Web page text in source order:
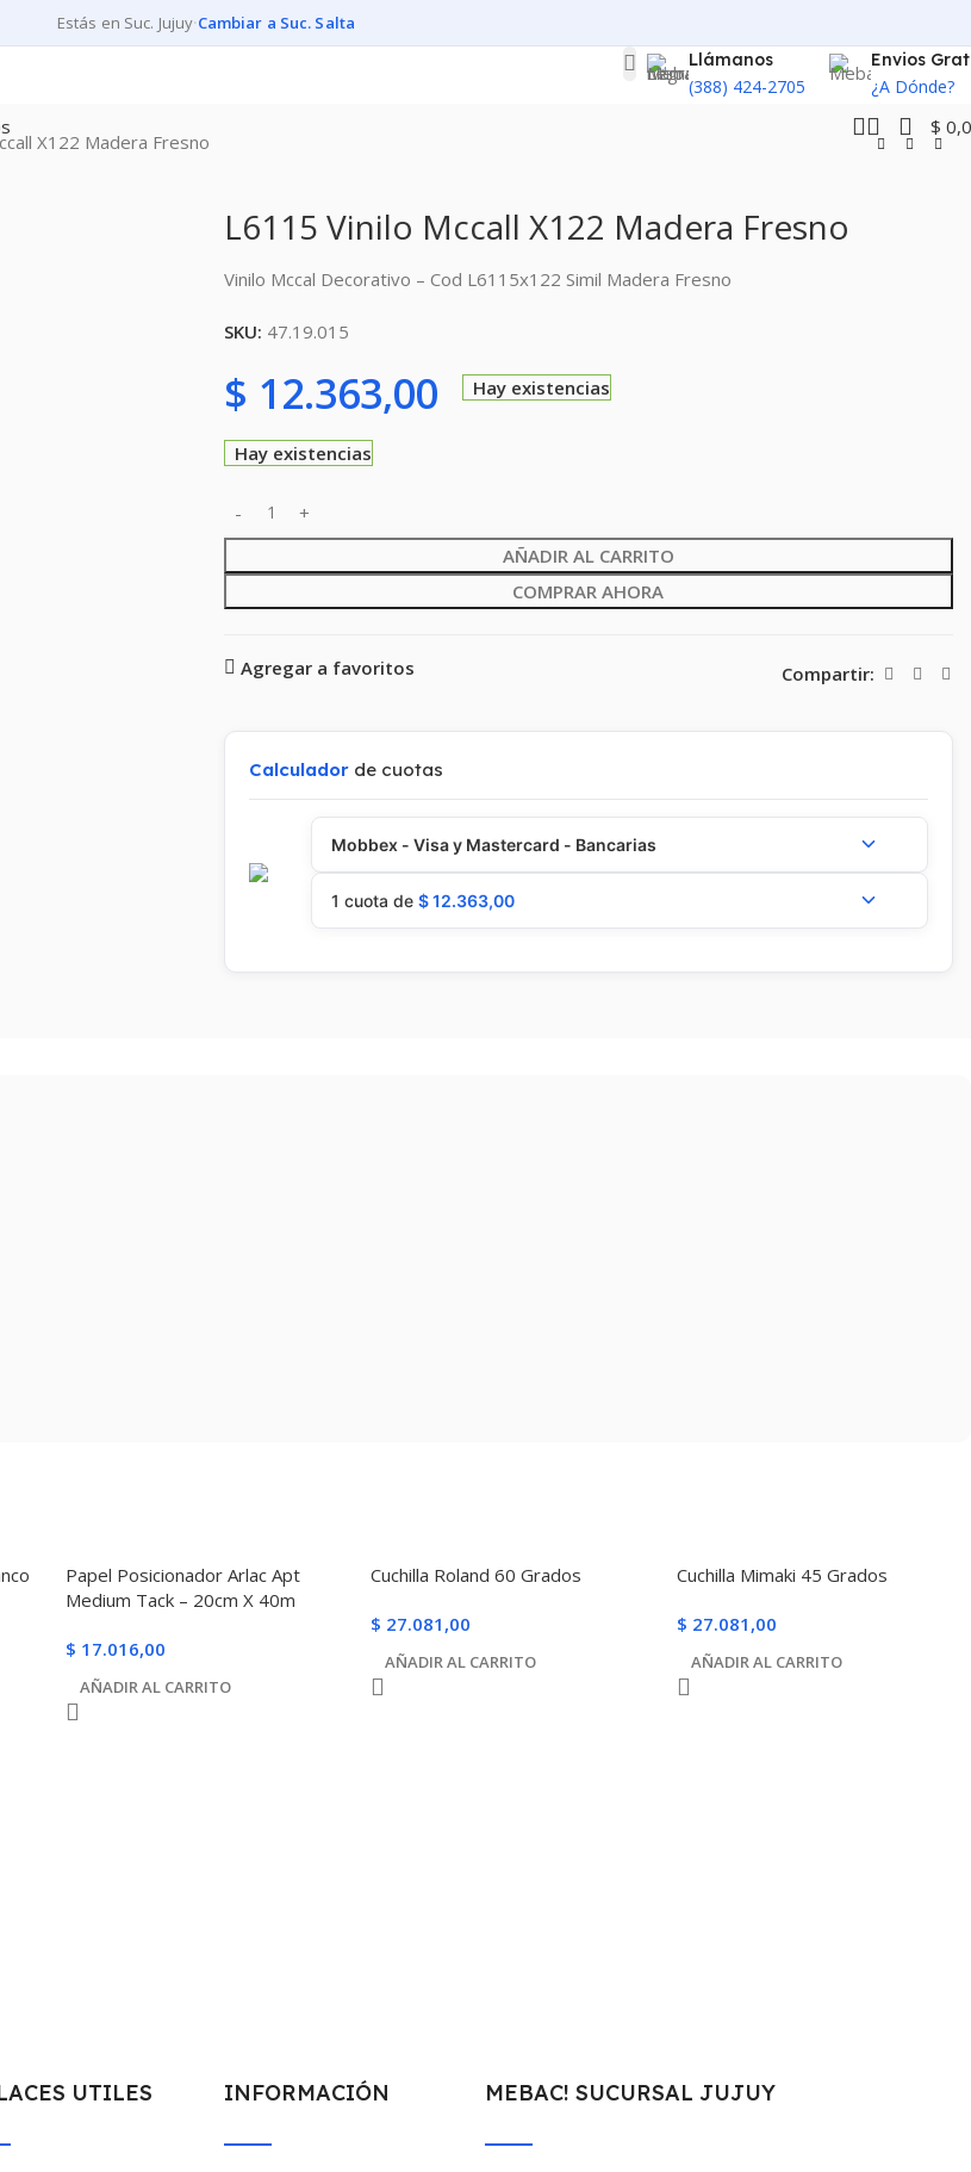
Estás en Suc. Jujuy·Cambiar a Suc. Salta
Llámanos
(388) 424-2705
Envios
¿A Dónde?
$
X122 Madera Fresno
L6115 Vinilo Mccall X122 Madera Fresno
Vinilo Mccal Decorativo – Cod L6115x122 Simil Madera Fresno
SKU: 47.19.015
$ 12.363,00 Hay existencias
Hay existencias
AÑADIR AL CARRITO
COMPRAR AHORA
Agregar a favoritos Compartir:
Calculadorde cuotas
Mobbex - Visa y Mastercard - Bancarias
1 cuota de $12.363,00
Papel Posicionador Arlac Apt
Medium Tack – 20cm X 40m
$ 17.016,00
AÑADIR AL CARRITO
Cuchilla Roland 60 Grados
$ 27.081,00
AÑADIR AL CARRITO
Cuchilla Mimaki 45 Grados
$ 27.081,00
AÑADIR AL CARRITO
UTILES INFORMACIÓN MEBAC! SUCURSAL JUJUY